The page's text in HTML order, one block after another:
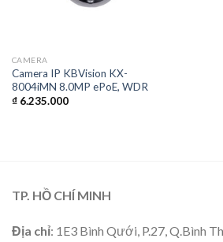
CAMERA
Camera IP KBVision KX-
8004iMN 8.0MP ePoE, WDR
₫6.235.000
TP. HỒ CHÍ MINH
Địa chỉ: 1E3 Bình Qưới, P.27, Q.Bình